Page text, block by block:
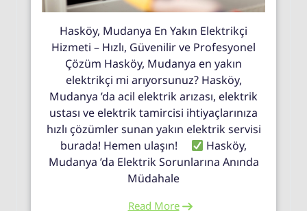
Hasköy, Mudanya En Yakın Elektrikçi
Hizmeti – Hızlı, Güvenilir ve Profesyonel
Çözüm Hasköy, Mudanya en yakın
elektrikçi mi arıyorsunuz? Hasköy,
Mudanya ’da acil elektrik arızası, elektrik
ustası ve elektrik tamircisi ihtiyaçlarınıza
hızlı çözümler sunan yakın elektrik servisi
burada! Hemen ulaşın!
Hasköy,
Mudanya ’da Elektrik Sorunlarına Anında
Müdahale
Read More